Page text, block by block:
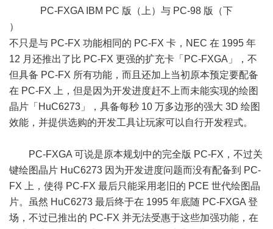
PC-FXGA IBM PC 版（上）与 PC-98 版（下
）
不只是与 PC-FX 功能相同的 PC-FX 卡，NEC 在 1995 年
12 月还推出了比 PC-FX 更强的扩充卡「PC-FXGA」，不
但具备 PC-FX 所有功能，而且还加上当初原本预定要配备
在 PC-FX 上，但是因为开发进度赶不上而未能实现的绘图
晶片「HuC6273」，具备每秒 10 万多边形的强大 3D 绘图
效能，并提供选购的开发工具让玩家可以自行开发程式。
PC-FXGA 可说是原本规划中的完全版 PC-FX，不过关
键绘图晶片 HuC6273 因为开发进度问题而没有配备到 PC-
FX 上，使得 PC-FX 最后只能采用老旧的 PCE 世代绘图晶
片。虽然 HuC6273 最后终于在 1995 年底随 PC-FXGA 登
场，不过已推出的 PC-FX 并无法受惠于这些加强功能，在